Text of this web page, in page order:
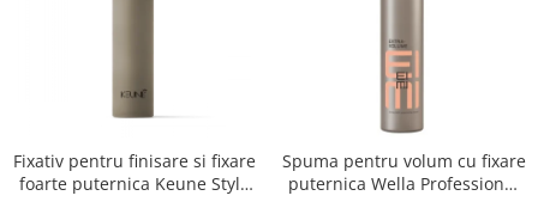
Fixativ pentru finisare si fixare
foarte puternica Keune Style
Spuma pentru volum cu fixare
puternica Wella Professional